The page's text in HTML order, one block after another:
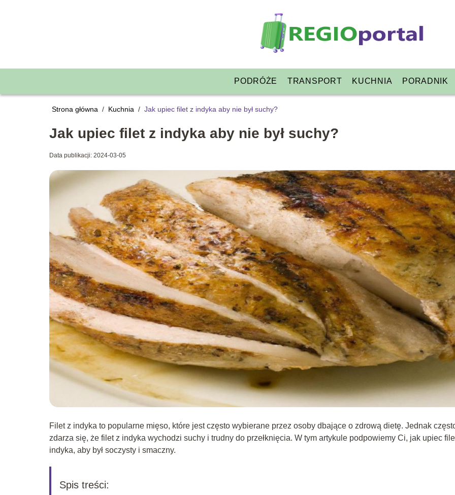
PODRÓŻE TRANSPORT KUCHNIA PORADNIK
Strona główna / Kuchnia / Jak upiec filet z indyka aby nie był suchy?
Jak upiec filet z indyka aby nie był suchy?
Data publikacji: 2024-03-05
Filet z indyka to popularne mięso, które jest często wybierane przez osoby dbające o zdrową dietę. Jednak
zdarza się, że filet z indyka wychodzi suchy i trudny do przełknięcia. W tym artykule podpowiemy Ci, jak upiec
indyka, aby był soczysty i smaczny.
Spis treści: